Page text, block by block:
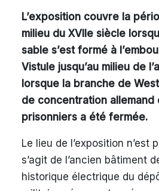
L’exposition couvre la
milieu du XVIIe siècle
sable s’est formé à
Vistule jusqu’au milieu de
lorsque la branche de
de concentration
prisonniers a été fermée.
Le lieu de l’exposition n’est
s’agit de l’ancien bâtiment
historique électrique du